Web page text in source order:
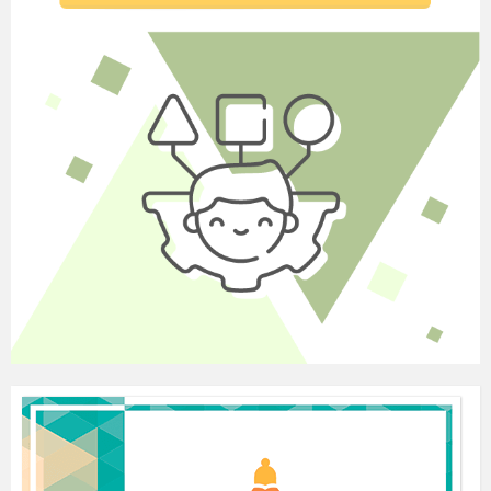
- одягаємося і стаємо парами біля дверей.
3. Підготовка до прогулянки. (13.40 –
14.40)
Активна (оздоровчо – спортивна)
прогулянка. (14.40 – 15.20).
Тема:
«Бути здоровим – модно!»
Мета:
забезпечити активний відпочинок
дітей на свіжому повітрі; формувати свідоме
ставлення до того, що здоров’я потрібно
берегти; розвивати м’язову систему;
покращувати роботу серцево – судинної
виховувати кмітливість, дружелюбність.
Обладнання:
Хід проведення